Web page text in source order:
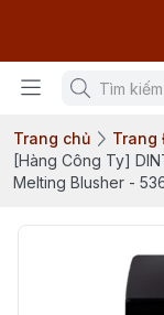
Trang chủ Trang
[Hàng Công Ty]
Melting Blusher -